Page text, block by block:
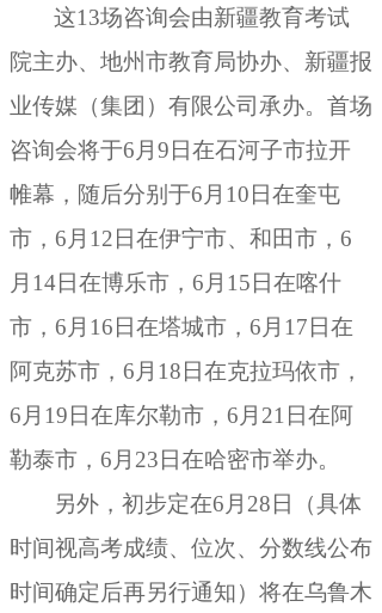
这13场咨询会由新疆教育考试
院主办、地州市教育局协办、新疆报
业传媒（集团）有限公司承办。 首场
咨询会将于6月9日在石河子市拉开
帷幕，随后分别于6月10日在奎屯
市 ， 6月12日在伊宁市、和田市，6
月14日在博乐市 ， 6月15日在喀什
市，6月16日在塔城市 ， 6月17日在
阿克苏市，6月18日在克拉玛依市 ，
6月19日在库尔勒市，6月21日在阿
勒泰市 ， 6月23日在哈密市举办。
另外 ，初步定在6月28日（具体
时间视高考成绩、位次、分数线公布
时间确定后再另行通知）将在乌鲁木